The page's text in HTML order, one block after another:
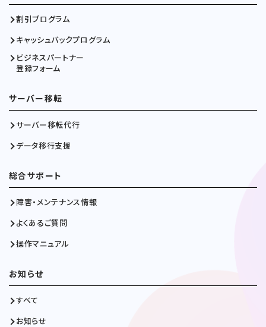
割引プログラム
キャッシュバックプログラム
ビジネスパートナー
登録フォーム
サーバー移転
サーバー移転代行
データ移行支援
総合サポート
障害・メンテナンス情報
よくあるご質問
操作マニュアル
お知らせ
すべて
お知らせ